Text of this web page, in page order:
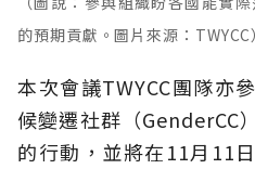
的預期貢獻。圖片來源：TWYCC
本次會議TWYCC團隊亦
候變遷社群（GenderCC
的行動，並將在11月11